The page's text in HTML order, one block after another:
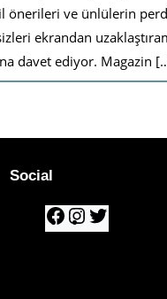
önerileri ve ünlülerin
ekrandan
davet ediyor. Magazin
Social
F
a
n
w